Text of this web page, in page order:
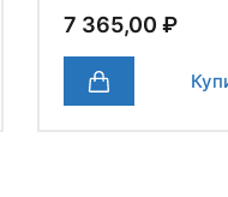
7 365,00 ₽